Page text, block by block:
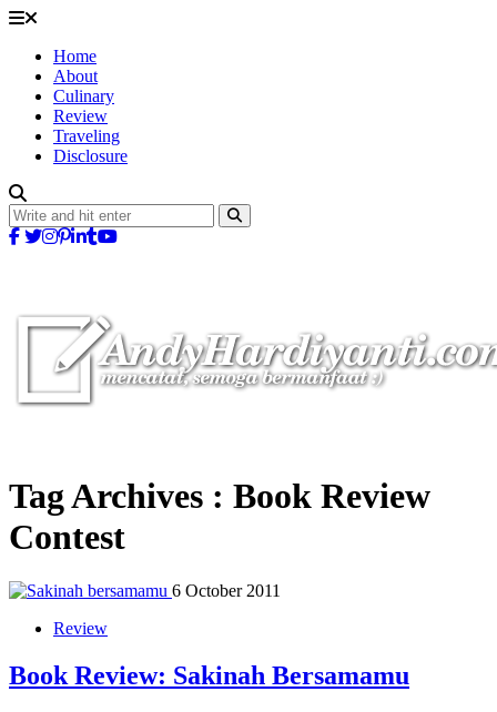
Home
About
Culinary
Review
Traveling
Disclosure
Tag Archives : Book Review
Contest
6 October 2011
Review
Book Review: Sakinah Bersamamu